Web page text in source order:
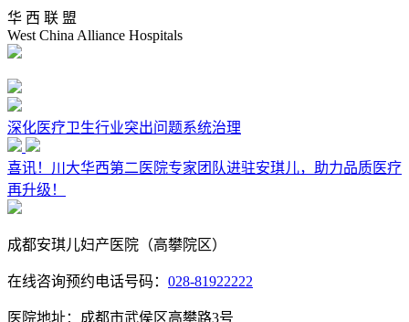
华 西 联 盟
West China Alliance Hospitals
深化医疗卫生行业突出问题系统治理
喜讯！川大华西第二医院专家团队进驻安琪儿，助力品质医疗
再升级！
成都安琪儿妇产医院（高攀院区）
在线咨询预约电话号码： 028-81922222
医院地址：成都市武侯区高攀路3号